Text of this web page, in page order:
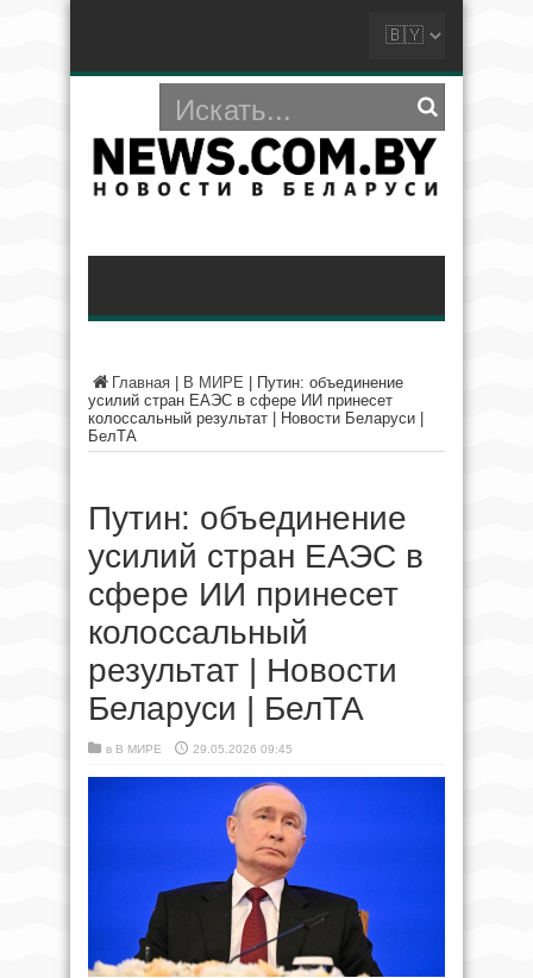
Главная В МИРЕ
Путин: объединение
усилий стран ЕАЭС в сфере ИИ принесет
колоссальный результат | Новости Беларуси |
БелТА
Путин: объединение
усилий стран ЕАЭС в
сфере ИИ принесет
колоссальный
результат | Новости
Беларуси | БелТА
в В МИРЕ 29.05.2026 09:45